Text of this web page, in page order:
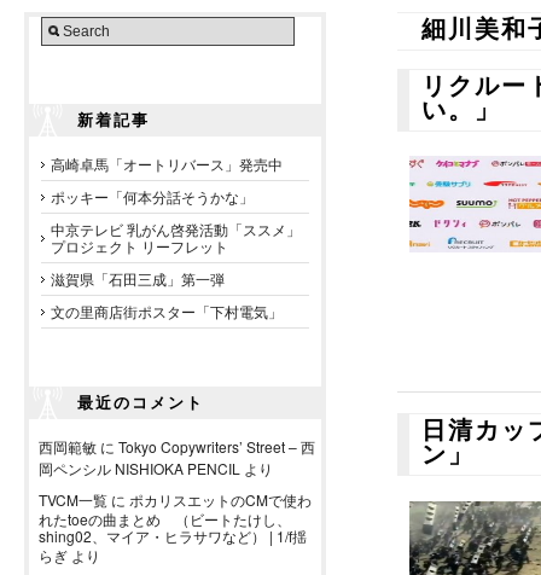
新着記事
高崎卓馬「オートリバース」発売中
ポッキー「何本分話そうかな」
中京テレビ 乳がん啓発活動「ススメ」
プロジェクト リーフレット
滋賀県「石田三成」第一弾
文の里商店街ポスター「下村電気」
最近のコメント
西岡範敏 に Tokyo Copywriters’ Street – 西
岡ペンシル NISHIOKA PENCIL より
TVCM一覧 に ポカリスエットのCMで使わ
れたtoeの曲まとめ （ビートたけし、
shing02、マイア・ヒラサワなど） | 1/f揺
らぎ より
細川美和
リクルー
い。」
日清カ
ン」